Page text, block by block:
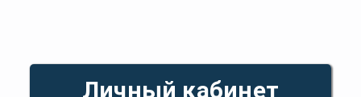
Личный кабинет